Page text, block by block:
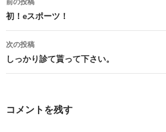
稿
ナ
ビ
ゲ
初！eスポーツ！
次の投稿
しっかり診て貰って下さい。
コメントを残す